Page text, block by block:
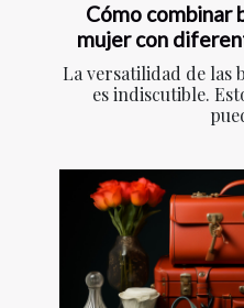
Cómo combinar
mujer con
La versatilidad de las
es indiscutible.